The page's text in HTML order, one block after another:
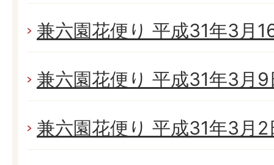
兼六園花便り 平成31年3月
兼六園花便り 平成31年3月
兼六園花便り 平成31年3月2